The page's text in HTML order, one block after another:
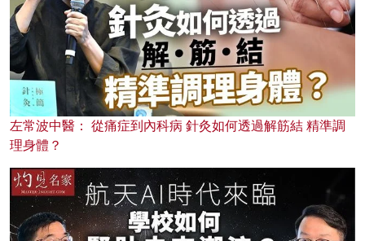
左常波中醫： 從痛症到內科病 針灸如何透過解筋結 精準調
理身體？